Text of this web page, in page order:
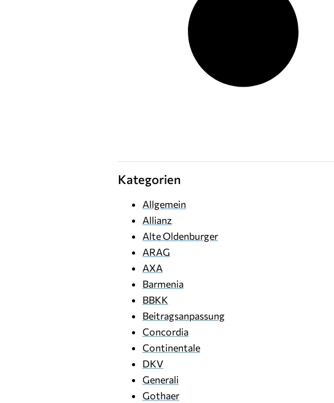
Kategorien
Allgemein
Allianz
Alte Oldenburger
ARAG
AXA
Barmenia
BBKK
Beitragsanpassung
Concordia
Continentale
DKV
Generali
Gothaer